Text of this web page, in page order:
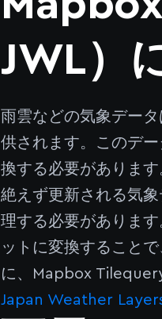
JWL）
雨雲などの気象デー
供されます。このデ
換する必要がありま
絶えず更新される気
理する必要がありま
ットに変換すること
に、Mapbox
Japan Weather